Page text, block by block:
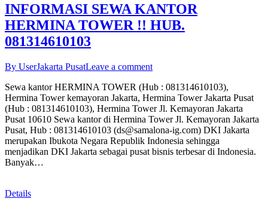
INFORMASI SEWA KANTOR
HERMINA TOWER !! HUB.
081314610103
By UserJakarta PusatLeave a comment
Sewa kantor HERMINA TOWER (Hub : 081314610103),
Hermina Tower kemayoran Jakarta, Hermina Tower Jakarta Pusat
(Hub : 081314610103), Hermina Tower Jl. Kemayoran Jakarta
Pusat 10610 Sewa kantor di Hermina Tower Jl. Kemayoran Jakarta
Pusat, Hub : 081314610103 (ds@samalona-ig.com) DKI Jakarta
merupakan Ibukota Negara Republik Indonesia sehingga
menjadikan DKI Jakarta sebagai pusat bisnis terbesar di Indonesia.
Banyak…
Details